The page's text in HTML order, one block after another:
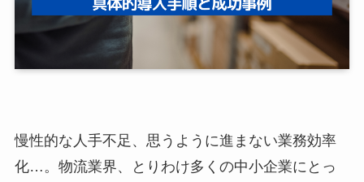
慢性的な人手不足、思うように進まない業務効率
化…。物流業界、とりわけ多くの中小企業にとっ